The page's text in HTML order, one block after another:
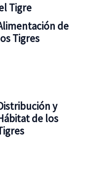
Tigre
de
Tigres
y
de los